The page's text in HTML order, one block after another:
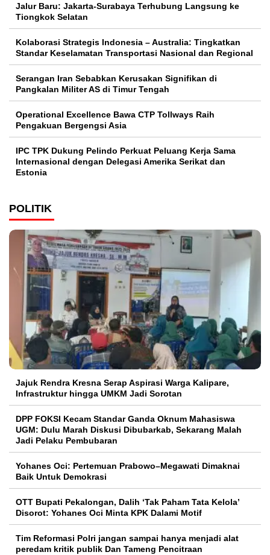
Jalur Baru: Jakarta-Surabaya Terhubung Langsung ke
Tiongkok Selatan
Kolaborasi Strategis Indonesia – Australia: Tingkatkan
Standar Keselamatan Transportasi Nasional dan Regional
Serangan Iran Sebabkan Kerusakan Signifikan di
Pangkalan Militer AS di Timur Tengah
Operational Excellence Bawa CTP Tollways Raih
Pengakuan Bergengsi Asia
IPC TPK Dukung Pelindo Perkuat Peluang Kerja Sama
Internasional dengan Delegasi Amerika Serikat dan
Estonia
POLITIK
Jajuk Rendra Kresna Serap Aspirasi Warga Kalipare,
Infrastruktur hingga UMKM Jadi Sorotan
DPP FOKSI Kecam Standar Ganda Oknum Mahasiswa
UGM: Dulu Marah Diskusi Dibubarkab, Sekarang Malah
Jadi Pelaku Pembubaran
Yohanes Oci: Pertemuan Prabowo–Megawati Dimaknai
Baik Untuk Demokrasi
OTT Bupati Pekalongan, Dalih ‘Tak Paham Tata Kelola’
Disorot: Yohanes Oci Minta KPK Dalami Motif
Tim Reformasi Polri jangan sampai hanya menjadi alat
peredam kritik publik Dan Tameng Pencitraan